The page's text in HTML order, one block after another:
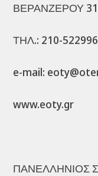
ΒΕΡΑΝΖΕΡΟΥ
ΤΗΛ.: 210-
e-mail:
www.eoty.gr
ΠΑΝΕΛΛΗΝΙΟΣ